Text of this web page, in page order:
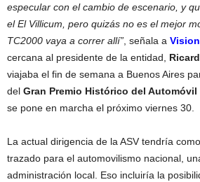
especular con el cambio de escenario, y
el El Villicum, pero quizás no es el mejor
TC2000 vaya a correr allí” , señala a
cercana al presidente de la entidad,
viajaba el fin de semana a Buenos Aires
del Gran Premio Histórico del
se pone en marcha el próximo viernes 30.
La actual dirigencia de la ASV tendría
trazado para el automovilismo nacional,
administración local. Eso incluiría la